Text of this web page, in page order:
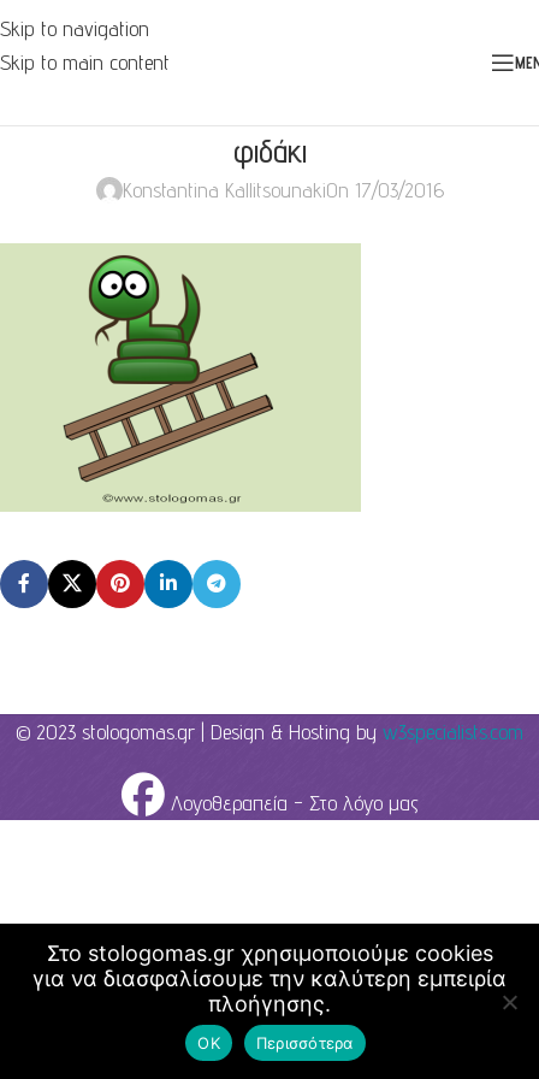
Skip to navigation
Skip to main content
φιδάκι
Konstantina KallitsounakiOn 17/03/2016
© 2023 stologomas.gr | Design & Hosting by w3specialists.com
Λογοθεραπεία - Στο λόγο μας
Στο stologomas.gr χρησιμοποιούμε cookies
για να διασφαλίσουμε την καλύτερη εμπειρία
πλοήγησης.
ΟΚ Περισσότερα